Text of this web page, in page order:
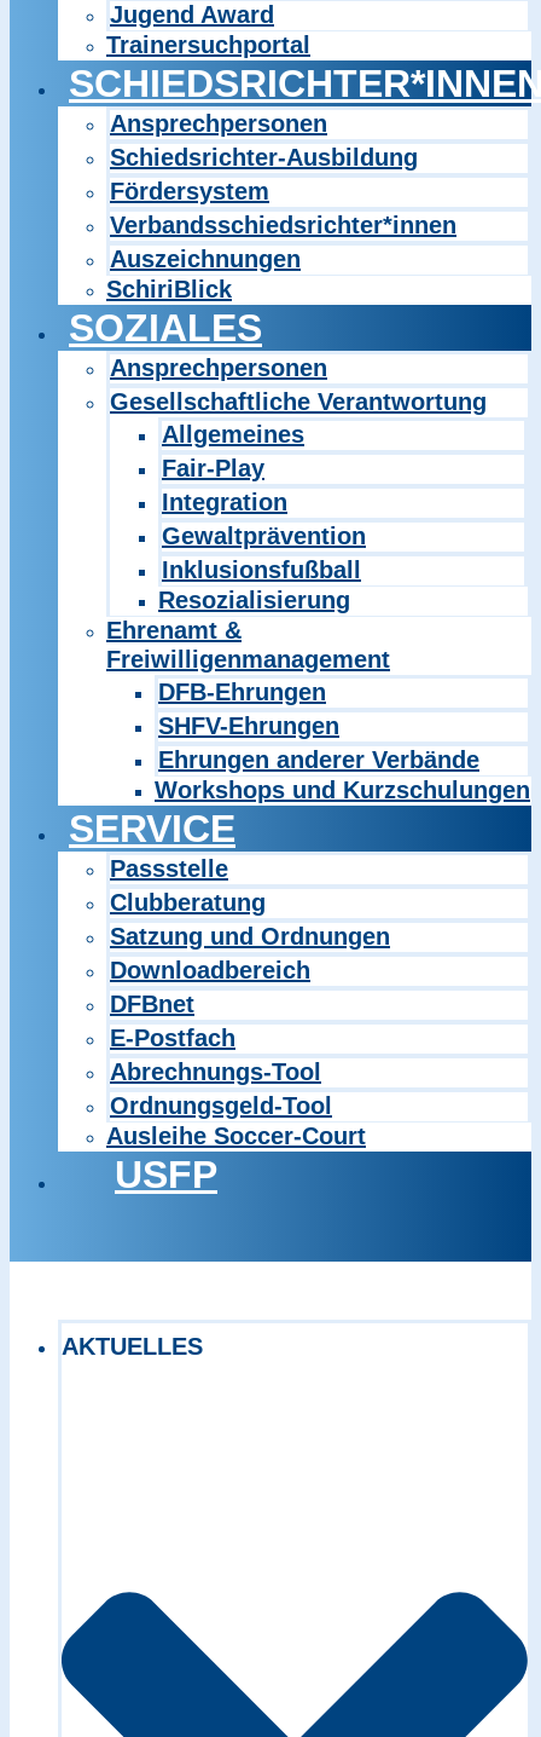
Jugend Award
Trainersuchportal
Ansprechpersonen
Schiedsrichter-Ausbildung
Fördersystem
Verbandsschiedsrichter*innen
Auszeichnungen
SchiriBlick
SOZIALES
Ansprechpersonen
Gesellschaftliche Verantwortung
Allgemeines
Fair-Play
Integration
Gewaltprävention
Inklusionsfußball
Resozialisierung
Ehrenamt &
Freiwilligenmanagement
DFB-Ehrungen
SHFV-Ehrungen
Ehrungen anderer Verbände
Workshops und Kurzschulungen
SERVICE
Passstelle
Clubberatung
Satzung und Ordnungen
Downloadbereich
DFBnet
E-Postfach
Abrechnungs-Tool
Ordnungsgeld-Tool
Ausleihe Soccer-Court
USFP
AKTUELLES
Exact matches only